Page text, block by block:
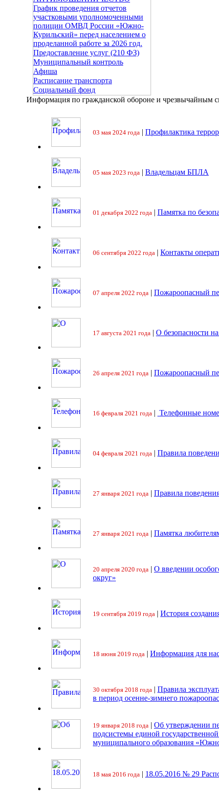
График проведения отчетов
участковыми уполномоченными
полиции ОМВД России «Южно-
Курильский» перед населением о
проделанной работе за 2026 год.
Предоставление услуг (210 ФЗ)
Муниципальный контроль
Афиша
Расписание транспорта
Социальный фонд
Информация по гражданской обороне и чрезвычайным
03 мая 2024 года | Профилактика
05 мая 2023 года | Владельцам БПЛА
01 декабря 2022 года | Памятка по
06 сентября 2022 года | Контакты
07 апреля 2022 года | Пожароопасный
17 августа 2021 года | О безопасности
26 апреля 2021 года | Пожароопасный
16 февраля 2021 года | Телефонные
04 февраля 2021 года | Правила
27 января 2021 года | Правила
27 января 2021 года | Памятка
20 апреля 2020 года | О введении
округ»
19 сентября 2019 года | История
18 июня 2019 года | Информация для
30 октября 2018 года | Правила
в период осенне-зимнего
19 января 2018 года | Об утверждении
подсистемы единой
муниципального образования
18 мая 2016 года | 18.05.2016 № 29